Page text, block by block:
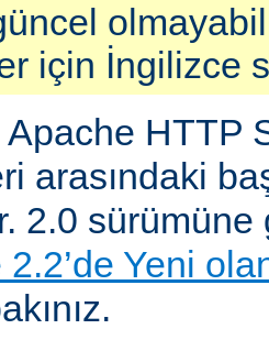
için İngilizce
HTTP
arasındaki
2.0
Yeni